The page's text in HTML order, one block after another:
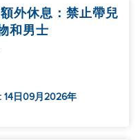
外休息：禁止帶兒
和男士
14日09月2026年